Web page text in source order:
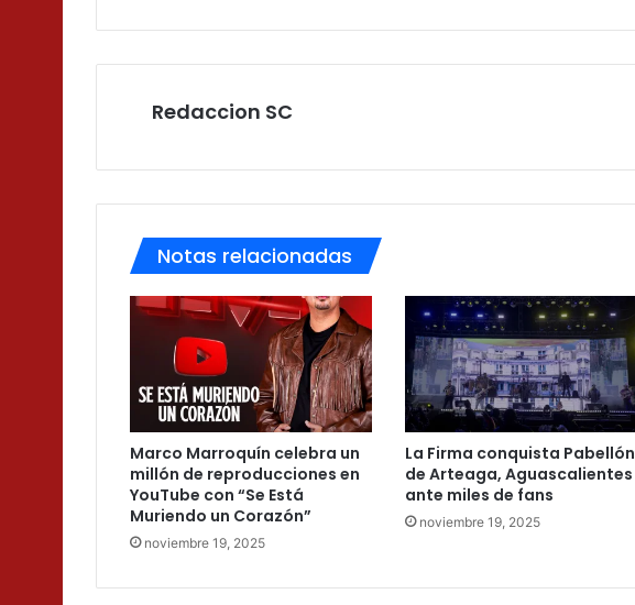
Redaccion SC
Notas relacionadas
Marco Marroquín celebra un
millón de reproducciones en
YouTube con “Se Está
Muriendo un Corazón”
noviembre 19, 2025
La Firma conquista Pabellón
de Arteaga, Aguascalientes
ante miles de fans
noviembre 19, 2025